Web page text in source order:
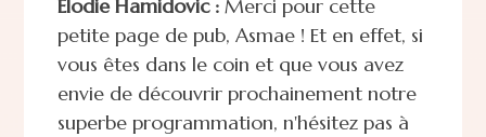
Elodie Hamidovic :Merci pour cette
petite page de pub, Asmae ! Et en effet, si
vous êtes dans le coin et que vous avez
envie de découvrir prochainement notre
superbe programmation, n'hésitez pas à